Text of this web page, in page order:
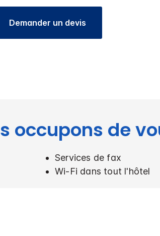
Demander un devis
occupons de
Services de fax
Wi-Fi dans tout l'hôtel